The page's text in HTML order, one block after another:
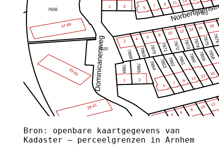
Bron: openbare kaartgegevens van
Kadaster — perceelgrenzen in Arnhem